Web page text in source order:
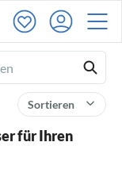
Sortieren
für Ihren